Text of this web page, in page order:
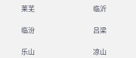
莱芜 临沂
临汾 吕梁
乐山 凉山